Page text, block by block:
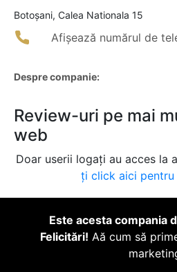
Botoşani, Calea Nationala 15
Afișează numărul de
Despre companie:
Review-uri pe mai
web
Doar userii logați au acces la
ți click aici pentru
Este acesta compania
Felicitări! Aă cum să